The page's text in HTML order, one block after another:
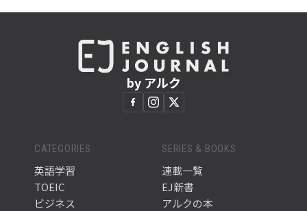
by アルク
CATEGORIES
英語学習
TOEIC
ビジネス
SERIES & BOOKS
連載一覧
EJ新書
アルクの本